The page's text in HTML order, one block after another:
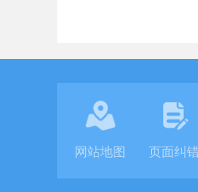
网站地图 页面纠